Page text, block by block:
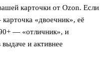
карточки от Ozon. Если
«двоечник», её
— «отличник», и
и активнее